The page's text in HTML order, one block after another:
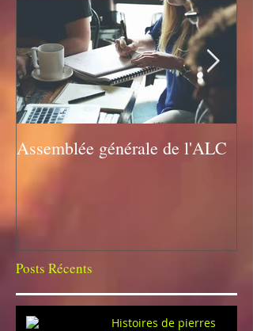
Assemblée générale de l'ALC
Posts Récents
Histoires de pierres